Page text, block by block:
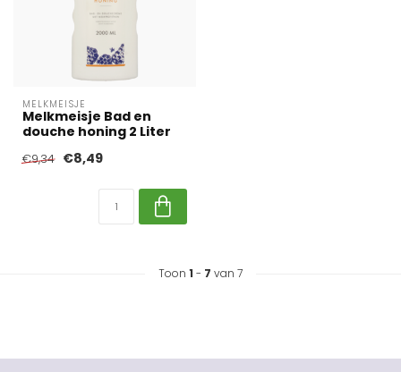
MELKMEISJE
Melkmeisje Bad en
douche honing 2 Liter
€9,34 €8,49
Toon 1 - 7 van 7